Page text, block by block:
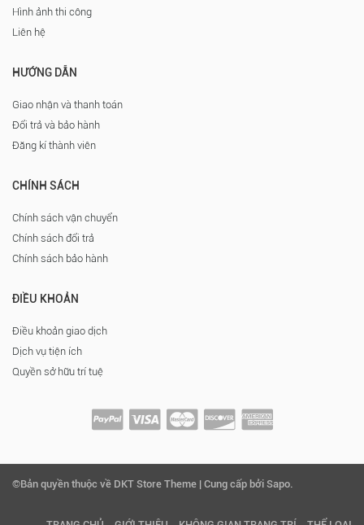
Hình ảnh thi công
Liên hệ
HƯỚNG DẪN
Giao nhận và thanh toán
Đổi trả và bảo hành
Đăng kí thành viên
CHÍNH SÁCH
Chính sách vận chuyển
Chính sách đổi trả
Chính sách bảo hành
ĐIỀU KHOẢN
Điều khoản giao dịch
Dịch vụ tiện ích
Quyền sở hữu trí tuệ
©Bản quyền thuộc về DKT Store Theme | Cung cấp bởi Sapo.